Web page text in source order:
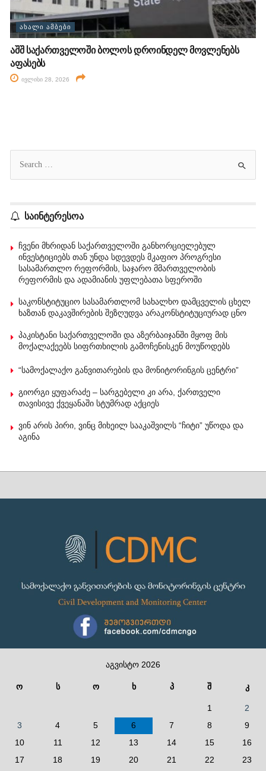
ᲐᲮᲐᲚᲘ ᲐᲛᲑᲔᲑᲘ
აშშ საქართველოში ბოლოს დროინდელ მოვლენებს
აფასებს
ივლისი 28, 2026
საინტერესოა
ჩვენი მხრიდან საქართველოში განხორციელებულ
ინვესტიციებს თან უნდა სდევდეს მკაფიო პროგრესი
სასამართლო რეფორმის, საჯარო მმართველობის
რეფორმის და ადამიანის უფლებათა სფეროში
საკონსტიტუციო სასამართლომ სახალხო დამცველის ცხელ
ხაზთან დაკავშირების შეზღუდვა არაკონსტიტუციურად ცნო
პაკისტანი საქართველოში და აზერბაიჯანში მყოფ მის
მოქალაქეებს სიფრთხილის გამოჩენისკენ მოუწოდებს
“სამოქალაქო განვითარების და მონიტორინგის ცენტრი”
გიორგი ყუფარაძე – სარგებელი კი არა, ქართველი
თავისივე ქვეყანაში სტუმრად აქციეს
ვინ არის პირი, ვინც მიხეილ სააკაშვილს “ჩიტი” უწოდა და
აგინა
აგვისტო 2026
ო ს ო ხ პ შ კ
1
2
3
4 5 6 7 8
9
10
11 12 13 14 15
16
17
18 19 20 21 22 23